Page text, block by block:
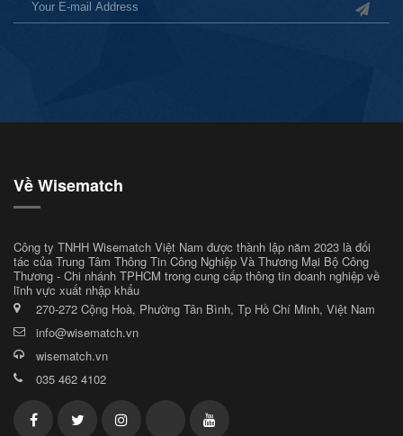
Về Wisematch
Công ty TNHH Wisematch Việt Nam được thành lập năm 2023 là đối
tác của Trung Tâm Thông Tin Công Nghiệp Và Thương Mại Bộ Công
Thương - Chi nhánh TPHCM trong cung cấp thông tin doanh nghiệp về
lĩnh vực xuất nhập khẩu
270-272 Cộng Hoà, Phường Tân Bình, Tp Hồ Chí Minh, Việt Nam
info@wisematch.vn
wisematch.vn
035 462 4102